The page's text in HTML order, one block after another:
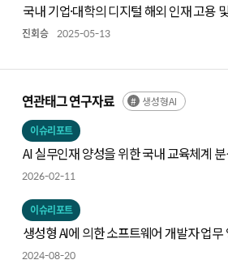
국내 기업·대학의 디지털 해외 인재 고용
진회승 2025-05-13
연관태그 연구자료 생성형AI
이슈리포트
AI 실무인재 양성을 위한 국내 교육체계
2026-02-11
이슈리포트
생성형 AI에 의한 소프트웨어 개발자 업무
2024-08-20